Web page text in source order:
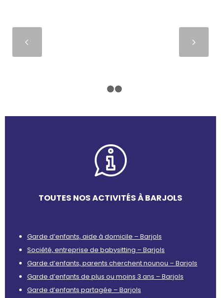
TOUTES NOS ACTIVITÉS À BARJOLS
Garde d’enfants, aide à domicile – Barjols
Société, entreprise de babysitting – Barjols
Garde d’enfants, parents cherchent nounou – Barjols
Garde d’enfants de plus ou moins 3 ans – Barjols
Garde d’enfants partagée – Barjols